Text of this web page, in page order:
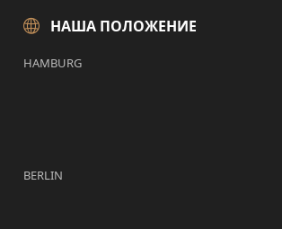
НАША ПОЛОЖЕНИЕ
HAMBURG
BERLIN